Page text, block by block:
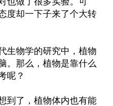
度却一下子来了个大转
生物学的研究中，植物
。那么，植物是靠什么
呢？
到了，植物体内也有能